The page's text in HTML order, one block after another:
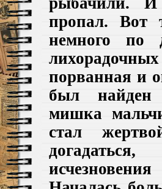
пропал. Вот
немного по
порванная и
был найден
мишка
стал
догадаться,